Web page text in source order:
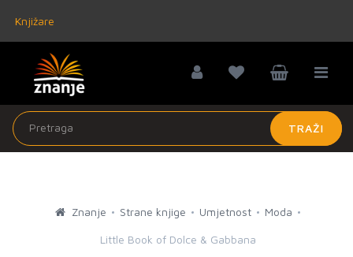
Knjižare
TRAŽI
Znanje Strane knjige Umjetnost Moda
Little Book of Dolce & Gabbana